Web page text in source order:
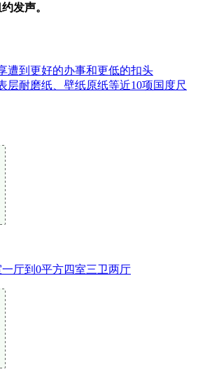
发声。
遭到更好的办事和更低的扣头
层耐磨纸、壁纸原纸等近10项国度尺
厅到0平方四室三卫两厅